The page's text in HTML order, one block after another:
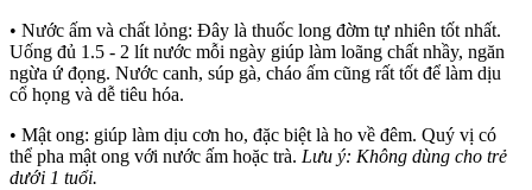
• Nước ấm và chất lỏng: Đây là thuốc long đờm tự nhiên tốt nhất.
Uống đủ 1.5 - 2 lít nước mỗi ngày giúp làm loãng chất nhầy, ngăn
ngừa ứ đọng. Nước canh, súp gà, cháo ấm cũng rất tốt để làm dịu
cổ họng và dễ tiêu hóa.
• Mật ong: giúp làm dịu cơn ho, đặc biệt là ho về đêm. Quý vị có
thể pha mật ong với nước ấm hoặc trà. Lưu ý: Không dùng cho trẻ
dưới 1 tuổi.